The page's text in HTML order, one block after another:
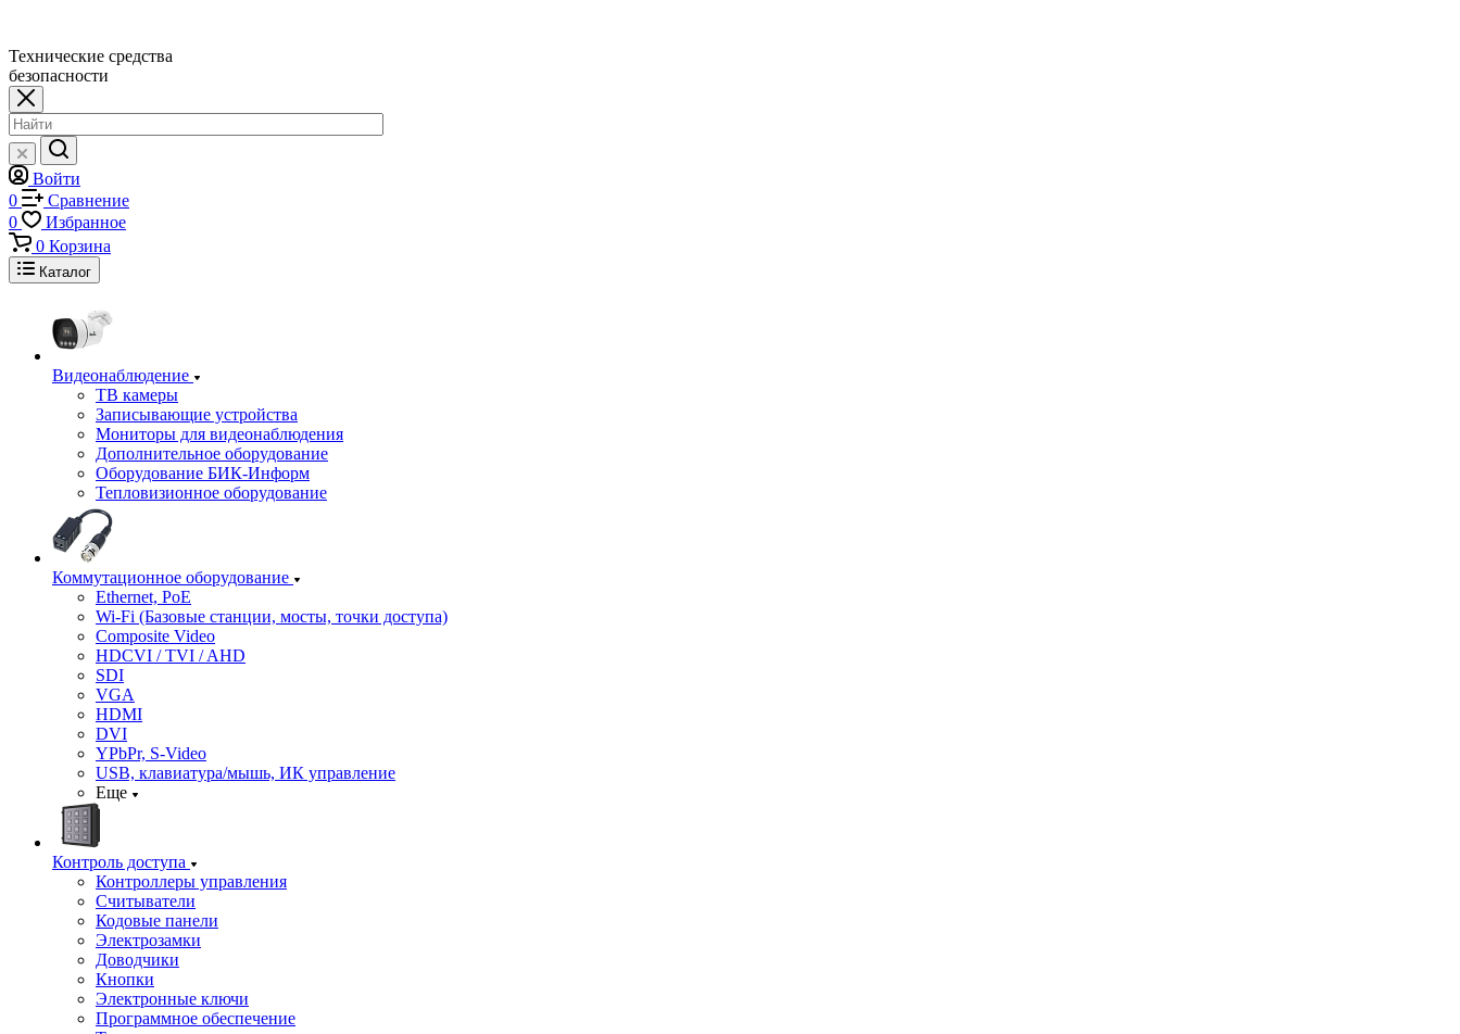
Технические средства
безопасности
Войти
0
Сравнение
0
Избранное
0 Корзина
Каталог
Видеонаблюдение
ТВ камеры
Записывающие устройства
Мониторы для видеонаблюдения
Дополнительное оборудование
Оборудование БИК-Информ
Тепловизионное оборудование
Коммутационное оборудование
Ethernet, PoE
Wi-Fi (Базовые станции, мосты, точки доступа)
Composite Video
HDCVI / TVI / AHD
SDI
VGA
HDMI
DVI
YPbPr, S-Video
USB, клавиатура/мышь, ИК управление
Еще
Контроль доступа
Контроллеры управления
Считыватели
Кодовые панели
Электрозамки
Доводчики
Кнопки
Электронные ключи
Программное обеспечение